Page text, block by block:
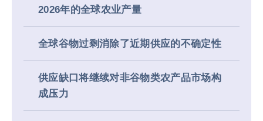
2026年的全球农业产量
全球谷物过剩消除了近期供应的不确定性
供应缺口将继续对非谷物类农产品市场构
成压力